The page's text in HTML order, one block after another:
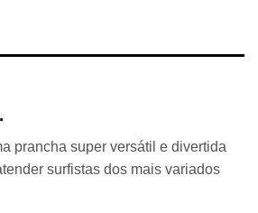
prancha super versátil e divertida
surfistas dos mais variados